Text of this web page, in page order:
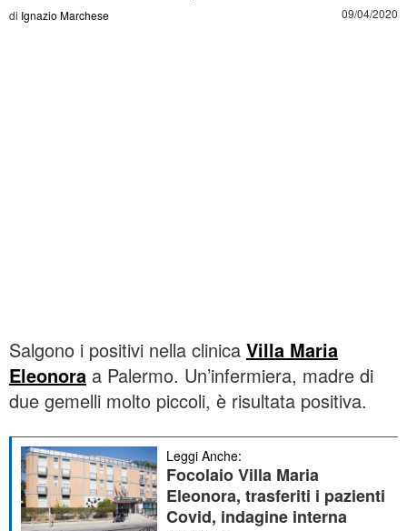
di Ignazio Marchese 09/04/2020
Salgono i positivi nella clinica Villa Maria
Eleonora a Palermo. Un’infermiera, madre di
due gemelli molto piccoli, è risultata positiva.
Leggi Anche:
Focolaio Villa Maria
Eleonora, trasferiti i pazienti
Covid, indagine interna